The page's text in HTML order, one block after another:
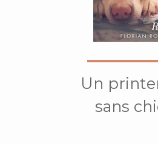
Un
sans